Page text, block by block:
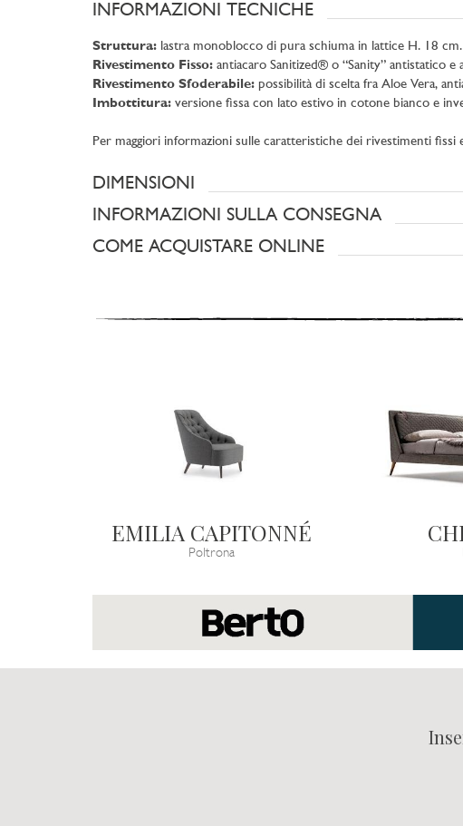
INFORMAZIONI TECNICHE
Struttura: lastra monoblocco di pura schiuma in lattice H. 18 cm.
Rivestimento Fisso: antiacaro Sanitized® o “Sanity” antistatico e
Rivestimento Sfoderabile: possibilità di scelta fra Aloe Vera,
Imbottitura: versione fissa con lato estivo in cotone bianco e
Per maggiori informazioni sulle caratteristiche dei rivestimenti fissi
DIMENSIONI
INFORMAZIONI SULLA CONSEGNA
COME ACQUISTARE ONLINE
EMILIA CAPITONNÉ
Poltrona